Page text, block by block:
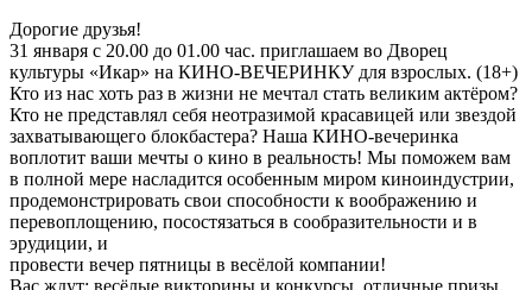
Дорогие друзья!
31 января с 20.00 до 01.00 час. приглашаем во Дворец
культуры «Икар» на КИНО-ВЕЧЕРИНКУ для взрослых. (18+)
Кто из нас хоть раз в жизни не мечтал стать великим актёром?
Кто не представлял себя неотразимой красавицей или звездой
захватывающего блокбастера? Наша КИНО-вечеринка
воплотит ваши мечты о кино в реальность! Мы поможем вам
в полной мере насладится особенным миром киноиндустрии,
продемонстрировать свои способности к воображению и
перевоплощению, посостязаться в сообразительности и в
эрудиции, и
провести вечер пятницы в весёлой компании!
Вас ждут: весёлые викторины и конкурсы, отличные призы,